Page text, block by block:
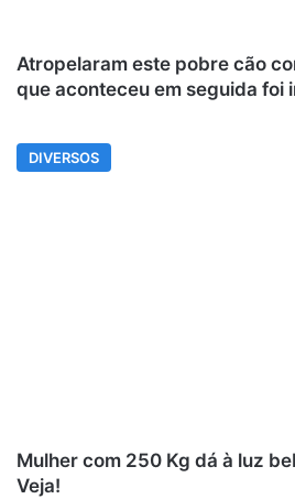
Atropelaram este pobre cão
que aconteceu em seguida foi
DIVERSOS
Mulher com 250 Kg dá à luz
Veja!